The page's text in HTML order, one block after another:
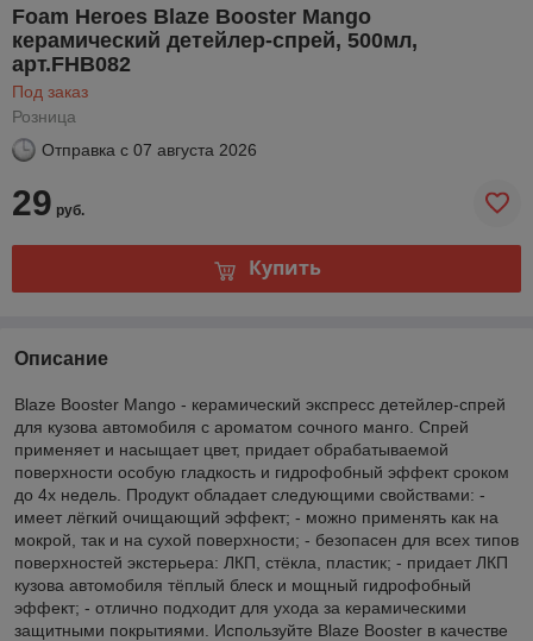
Foam Heroes Blaze Booster Mango
керамический детейлер-спрей, 500мл,
арт.FHB082
Под заказ
Розница
Отправка с 07 августа 2026
29 руб.
Купить
Описание
Blaze Booster Mango - керамический экспресс детейлер-спрей
для кузова автомобиля с ароматом сочного манго. Спрей
применяет и насыщает цвет, придает обрабатываемой
поверхности особую гладкость и гидрофобный эффект сроком
до 4х недель. Продукт обладает следующими свойствами: -
имеет лёгкий очищающий эффект; - можно применять как на
мокрой, так и на сухой поверхности; - безопасен для всех типов
поверхностей экстерьера: ЛКП, стёкла, пластик; - придает ЛКП
кузова автомобиля тёплый блеск и мощный гидрофобный
эффект; - отлично подходит для ухода за керамическими
защитными покрытиями. Используйте Blaze Booster в качестве